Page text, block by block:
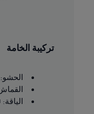
تركيبة الخامة
الحشو: 100% بوليستر
القماش
الياقة: 100% بوليستر